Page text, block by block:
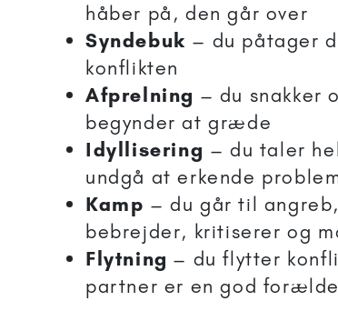
håber på, den går over
Syndebuk – du påtager
konflikten
Afprelning – du snakker
begynder at græde
Idyllisering – du taler
undgå at erkende
Kamp – du går til
bebrejder, kritiserer og
Flytning – du flytter
partner er en god